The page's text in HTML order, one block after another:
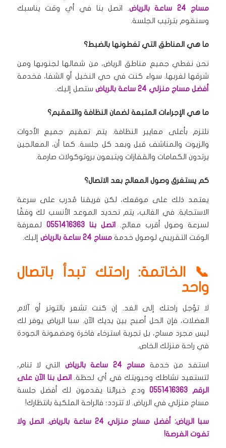
مساج 24 ساعة بالرياض
. اتصل بنا في أي وقت يناسبك
وسنقوم بترتيب الجلسة.
ما هي المناطق التي تغطونها بالضبط؟
نحن نغطي جميع مناطق الرياض، من شمالها لجنوبها ومن
شرقها لغربها. سواء كنت في حي النخيل أو الشفا، فخدمة
أفضل مساج منزلي 24 ساعة بالرياض
ستصل إليك.
ما هي الإجراءات المتبعة لضمان النظافة والتعقيم؟
نلتزم بأعلى معايير النظافة. يتم تعقيم جميع الأدوات
والزيوت والمناشف قبل وبعد كل جلسة. كما أن، المعالجين
يرتدون الكمامات والقفازات ويتبعون بروتوكولات صارمة.
كم يستغرق وصول المعالج بعد الاتصال؟
يعتمد ذلك على موقعك، لكن فريقنا مُدرب على سرعة
الاستجابة. في الغالب، يتم تحديد الموعد الأنسب لك وفقًا
لسرعة وصول أقرب معالج.
اتصل بنا 0551416363
لمعرفة
الوقت التقريبي لوصول خدمة مساج 24 ساعة بالرياض إليك.
📞 الخاتمة: راحتك تبدأ باتصال
واحد
لا تؤجل راحتك إلى الغد. إن كنت تشعر بالتوتر أو آلام
العضلات، فإن الحل أصبح بين يديك الآن. سبا الرياض يوفر لك
ليس مجرد مساج، بل تجربة استرخاء فاخرة ومضمونة الجودة
في راحة منزلك الخاص.
استفد من خدمة مساج 24 ساعة بالرياض
التي لا تنام،
لتستعيد نشاطك وحيويتك في أي لحظة. اتصل بنا الآن على
الرقم 0551416363
ودع خبرائنا يقدمون لك أفضل جلسة
مساج منزلي في الرياض. لا تتردد؛ فالراحة الملكية بانتظارك!
سبا الرياض: أفضل مساج منزلي 24 ساعة بالرياض. اتصل ولا
تفوت الفرصة!